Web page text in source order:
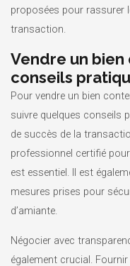
proposées pour rassurer
transaction.
Vendre un bien
conseils
Pour vendre un bien
suivre quelques conseils
de succès de la
professionnel certifié
est essentiel. Il est
mesures prises pour
d’amiante.
Négocier avec
également crucial.